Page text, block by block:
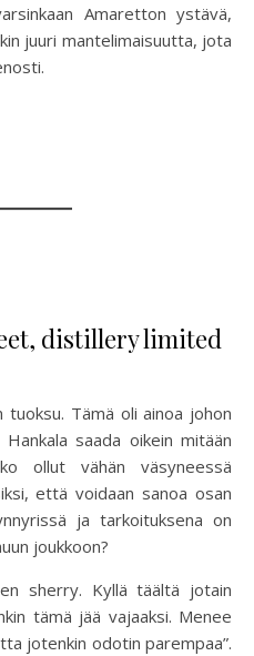
Amaretton ystävä,
juuri mantelimaisuutta, jota
distillery limited
tuoksu. Tämä oli ainoa johon
saada oikein mitään
ollut vähän väsyneessä
että voidaan sanoa osan
ja tarkoituksena on
joukkoon?
sherry. Kyllä täältä jotain
tämä jää vajaaksi. Menee
jotenkin odotin parempaa”.